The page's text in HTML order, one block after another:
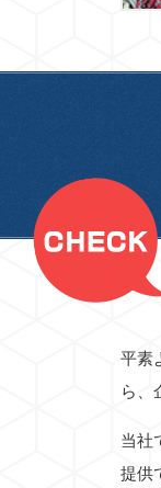
平素
ら、
当社
提供